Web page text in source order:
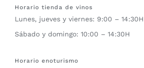
Horario tienda de vinos
Lunes, jueves y viernes: 9:00 – 14:30H
Sábado y domingo: 10:00 – 14:30H
Horario enoturismo